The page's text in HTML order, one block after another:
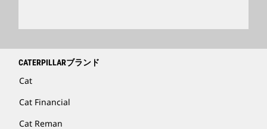
CATERPILLARブランド
Cat
Cat Financial
Cat Reman